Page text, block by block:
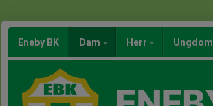
Eneby BK Dam Herr Ungdom